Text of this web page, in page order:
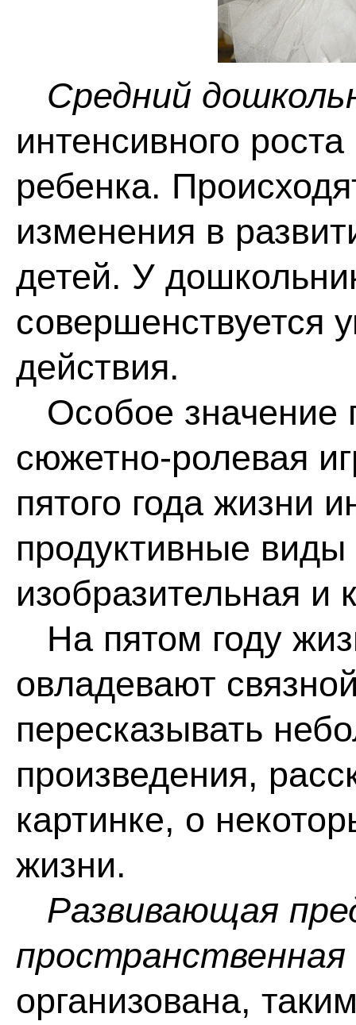
Средний
интенсивного
ребенка.
изменения в
детей. У
совершенствуется
действия.
Особое значение
сюжетно-ролевая
пятого года жизни
продуктивные
изобразительная и
На пятом году
овладевают
пересказывать
произведения,
картинке, о
жизни.
Развивающая
пространственная
организована,